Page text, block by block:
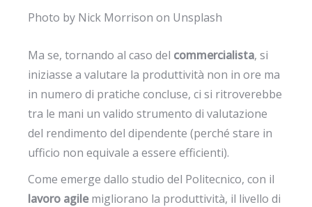
Photo by Nick Morrison on Unsplash
Ma se, tornando al caso del commercialista, si
iniziasse a valutare la produttività non in ore ma
in numero di pratiche concluse, ci si ritroverebbe
tra le mani un valido strumento di valutazione
del rendimento del dipendente (perché stare in
ufficio non equivale a essere efficienti).
Come emerge dallo studio del Politecnico, con il
lavoro agilemigliorano la produttività, il livello di